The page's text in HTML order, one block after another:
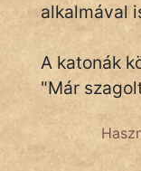
És
TÖRTÉNELEM
Népszerű
alkalmával
A katonák
"Már